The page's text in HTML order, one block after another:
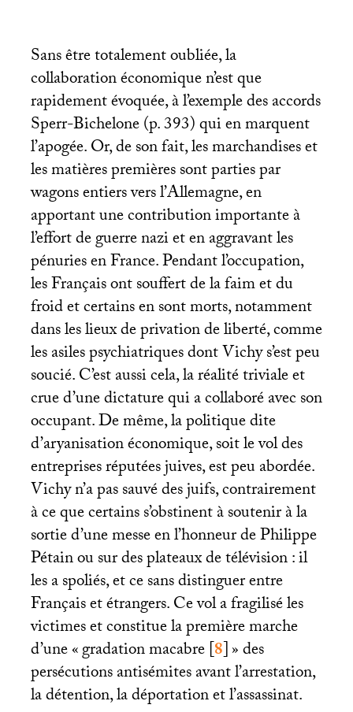
Sans être totalement oubliée, la
collaboration économique n’est que
rapidement évoquée, à l’exemple des accords
Sperr-Bichelone (p. 393) qui en marquent
l’apogée. Or, de son fait, les marchandises et
les matières premières sont parties par
wagons entiers vers l’Allemagne, en
apportant une contribution importante à
l’effort de guerre nazi et en aggravant les
pénuries en France. Pendant l’occupation,
les Français ont souffert de la faim et du
froid et certains en sont morts, notamment
dans les lieux de privation de liberté, comme
les asiles psychiatriques dont Vichy s’est peu
soucié. C’est aussi cela, la réalité triviale et
crue d’une dictature qui a collaboré avec son
occupant. De même, la politique dite
d’aryanisation économique, soit le vol des
entreprises réputées juives, est peu abordée.
Vichy n’a pas sauvé des juifs, contrairement
à ce que certains s’obstinent à soutenir à la
sortie d’une messe en l’honneur de Philippe
Pétain ou sur des plateaux de télévision : il
les a spoliés, et ce sans distinguer entre
Français et étrangers. Ce vol a fragilisé les
victimes et constitue la première marche
d’une «gradation macabre[8]» des
persécutions antisémites avant l’arrestation,
la détention, la déportation et l’assassinat.